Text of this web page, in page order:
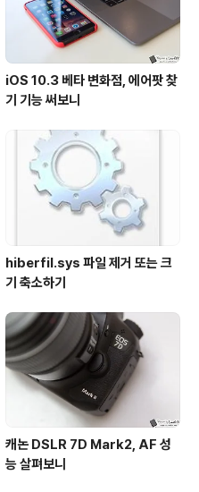
iOS 10.3 베타 변화점, 에어팟 찾
기 기능 써보니
hiberfil.sys 파일 제거 또는 크
기 축소하기
캐논 DSLR 7D Mark2, AF 성
능 살펴보니